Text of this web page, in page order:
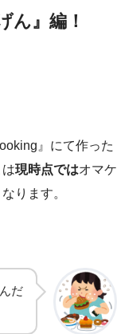
ん』編！
』にて作った
現時点ではオマケ
ります。
だ